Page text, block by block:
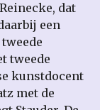
dat
een
tweede
kunstdocent
met de